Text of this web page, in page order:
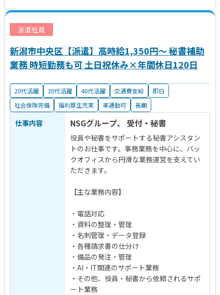
派遣社員
新潟市中央区【派遣】高時給1,350円～ 秘書補助
業務 時短勤務も可 土日祝休み×年間休日120日
20代活躍 30代活躍 40代活躍 交通費支給
即日
社会保険完備
福利厚生充実 車通勤可 長期
仕事内容 NSGグループ、 受付・秘書
役員や秘書をサポートする秘書アシスタン
トのお仕事です。事務業務を中心に、バッ
クオフィスから円滑な業務運営を支えてい
ただきます。
【主な業務内容】
・電話対応
・資料の整理・管理
・名刺管理・データ登録
・各種請求書の仕分け
・備品の発注・管理
・AI・IT関連のサポート業務
・その他、役員・秘書から依頼されるサポ
ート業務